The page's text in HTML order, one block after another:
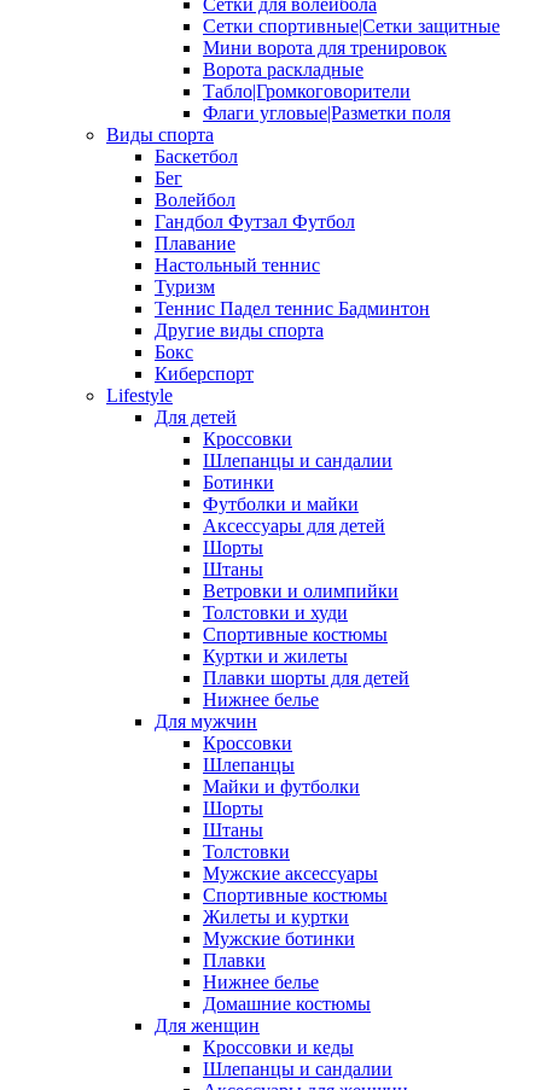
Сетки для волейбола
Сетки спортивные|Сетки защитные
Мини ворота для тренировок
Ворота раскладные
Табло|Громкоговорители
Флаги угловые|Разметки поля
Виды спорта
Баскетбол
Бег
Волейбол
Гандбол Футзал Футбол
Плавание
Настольный теннис
Туризм
Теннис Падел теннис Бадминтон
Другие виды спорта
Бокс
Киберспорт
Lifestyle
Для детей
Кроссовки
Шлепанцы и сандалии
Ботинки
Футболки и майки
Аксессуары для детей
Шорты
Штаны
Ветровки и олимпийки
Толстовки и худи
Спортивные костюмы
Куртки и жилеты
Плавки шорты для детей
Нижнее белье
Для мужчин
Кроссовки
Шлепанцы
Майки и футболки
Шорты
Штаны
Толстовки
Мужские аксессуары
Спортивные костюмы
Жилеты и куртки
Мужские ботинки
Плавки
Нижнее белье
Домашние костюмы
Для женщин
Кроссовки и кеды
Шлепанцы и сандалии